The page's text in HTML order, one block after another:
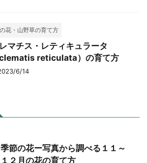
花・山野草の育て方
マチス・レティキュラータ
clematis reticulata）の育て方
6/14
季節の花ー写真から調べる１１～
１２月の花の育て方